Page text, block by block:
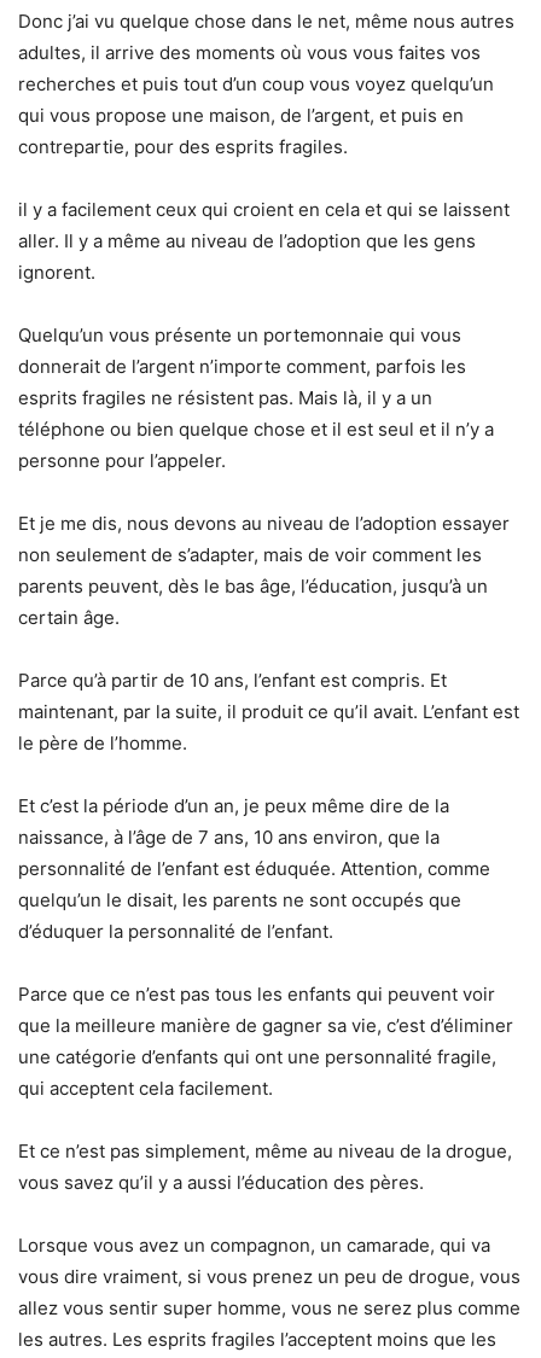
Donc j’ai vu quelque chose dans le net, même nous autres
adultes, il arrive des moments où vous vous faites vos
recherches et puis tout d’un coup vous voyez quelqu’un
qui vous propose une maison, de l’argent, et puis en
contrepartie, pour des esprits fragiles.
il y a facilement ceux qui croient en cela et qui se laissent
aller. Il y a même au niveau de l’adoption que les gens
ignorent.
Quelqu’un vous présente un portemonnaie qui vous
donnerait de l’argent n’importe comment, parfois les
esprits fragiles ne résistent pas. Mais là, il y a un
téléphone ou bien quelque chose et il est seul et il n’y a
personne pour l’appeler.
Et je me dis, nous devons au niveau de l’adoption essayer
non seulement de s’adapter, mais de voir comment les
parents peuvent, dès le bas âge, l’éducation, jusqu’à un
certain âge.
Parce qu’à partir de 10 ans, l’enfant est compris. Et
maintenant, par la suite, il produit ce qu’il avait. L’enfant est
le père de l’homme.
Et c’est la période d’un an, je peux même dire de la
naissance, à l’âge de 7 ans, 10 ans environ, que la
personnalité de l’enfant est éduquée. Attention, comme
quelqu’un le disait, les parents ne sont occupés que
d’éduquer la personnalité de l’enfant.
Parce que ce n’est pas tous les enfants qui peuvent voir
que la meilleure manière de gagner sa vie, c’est d’éliminer
une catégorie d’enfants qui ont une personnalité fragile,
qui acceptent cela facilement.
Et ce n’est pas simplement, même au niveau de la drogue,
vous savez qu’il y a aussi l’éducation des pères.
Lorsque vous avez un compagnon, un camarade, qui va
vous dire vraiment, si vous prenez un peu de drogue, vous
allez vous sentir super homme, vous ne serez plus comme
les autres. Les esprits fragiles l’acceptent moins que les